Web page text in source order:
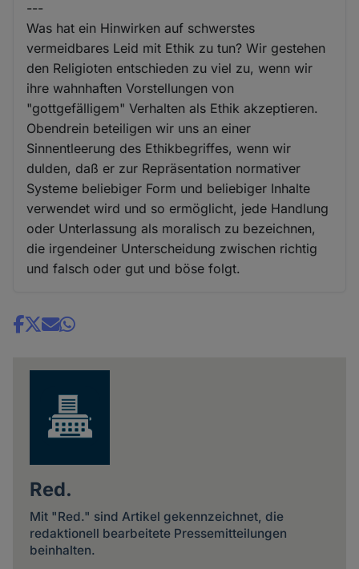
---
Was hat ein Hinwirken auf schwerstes
vermeidbares Leid mit Ethik zu tun? Wir gestehen
den Religioten entschieden zu viel zu, wenn wir
ihre wahnhaften Vorstellungen von
"gottgefälligem" Verhalten als Ethik akzeptieren.
Obendrein beteiligen wir uns an einer
Sinnentleerung des Ethikbegriffes, wenn wir
dulden, daß er zur Repräsentation normativer
Systeme beliebiger Form und beliebiger Inhalte
verwendet wird und so ermöglicht, jede Handlung
oder Unterlassung als moralisch zu bezeichnen,
die irgendeiner Unterscheidung zwischen richtig
und falsch oder gut und böse folgt.
Share
Red.
Mit "Red." sind Artikel gekennzeichnet, die
redaktionell bearbeitete Pressemitteilungen
beinhalten.